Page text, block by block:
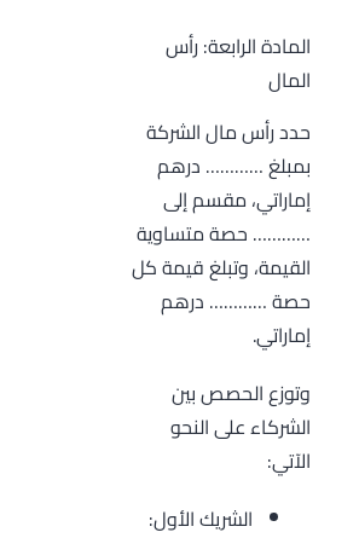
المادة الرابعة: رأس
المال
حدد رأس مال الشركة
بمبلغ ………… درهم
إماراتي، مقسم إلى
………… حصة متساوية
القيمة، وتبلغ قيمة كل
حصة ………… درهم
إماراتي.
وتوزع الحصص بين
الشركاء على النحو
الآتي:
الشريك الأول: